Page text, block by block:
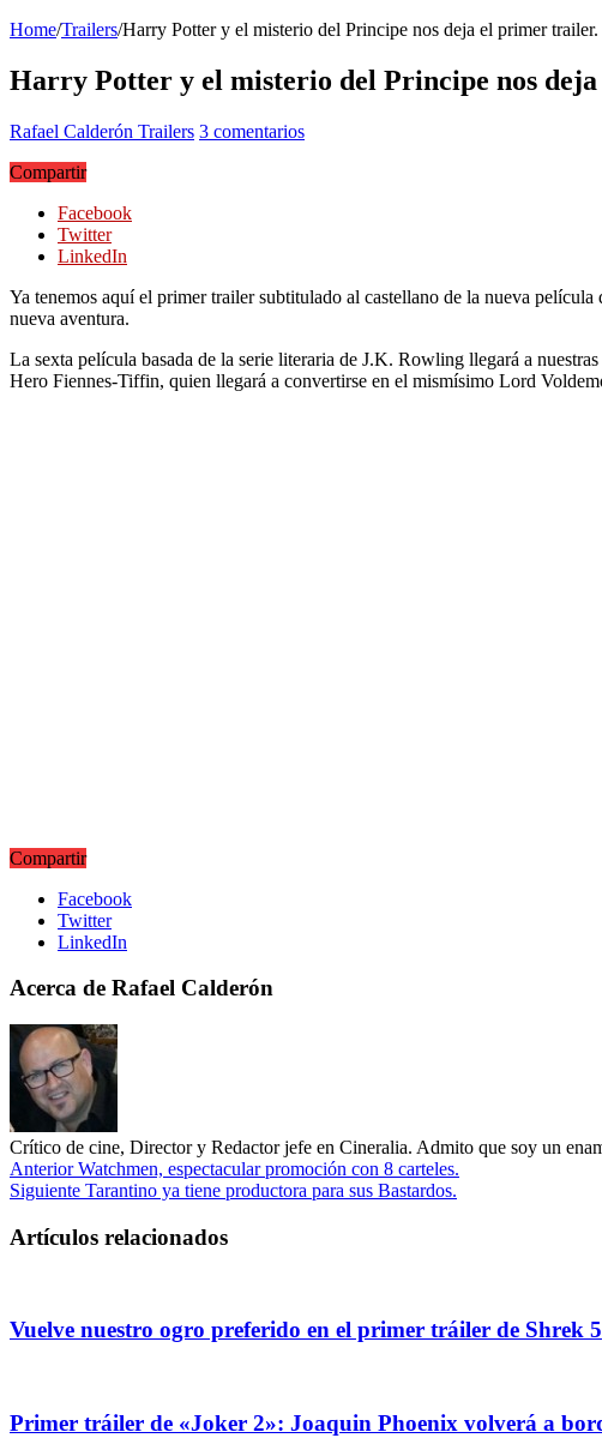
Home/Trailers/Harry Potter y el misterio del Principe nos deja el primer trailer.
Harry Potter y el misterio del Principe nos
Rafael Calderón Trailers 3 comentarios
Compartir
Facebook
Twitter
LinkedIn
Ya tenemos aquí el primer trailer subtitulado al castellano de la nueva
nueva aventura.
La sexta película basada de la serie literaria de J.K. Rowling llegará a
Hero Fiennes-Tiffin, quien llegará a convertirse en el mismísimo Lord
Compartir
Facebook
Twitter
LinkedIn
Acerca de Rafael Calderón
Crítico de cine, Director y Redactor jefe en Cineralia. Admito que soy un
AnteriorWatchmen, espectacular promoción con 8 carteles.
Siguiente Tarantino ya tiene productora para sus Bastardos.
Artículos relacionados
Vuelve nuestro ogro preferido en el primer tráiler de Shrek 5
Primer tráiler de «Joker 2»: Joaquin Phoenix volverá a